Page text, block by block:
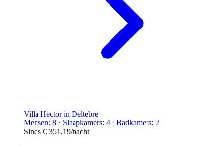
Villa Hector in Deltebre
Mensen: 8 · Slaapkamers: 4 · Badkamers: 2
Sinds € 351,19/nacht